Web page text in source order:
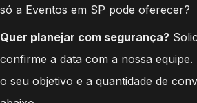
só a Eventos em SP pode oferecer?
Quer planejar com segurança?
confirme a data com a nossa
o seu objetivo e a quantidade de